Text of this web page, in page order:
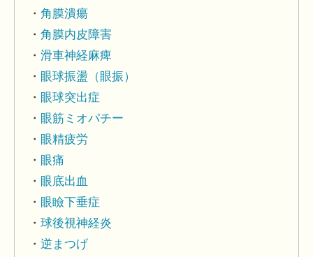
角膜潰瘍
角膜内皮障害
滑車神経麻痺
眼球振盪（眼振）
眼球突出症
眼筋ミオパチー
眼精疲労
眼痛
眼底出血
眼瞼下垂症
球後視神経炎
逆まつげ